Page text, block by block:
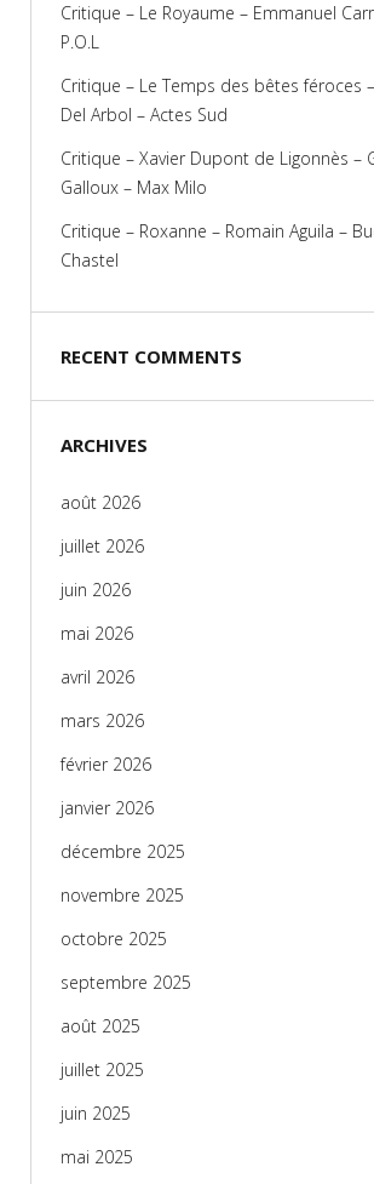
Critique – Le Royaume – Emmanuel
P.O.L
Critique – Le Temps des bêtes féroces
Del Arbol – Actes Sud
Critique – Xavier Dupont de Ligonnès –
Galloux – Max Milo
Critique – Roxanne – Romain Aguila –
Chastel
RECENT COMMENTS
ARCHIVES
août 2026
juillet 2026
juin 2026
mai 2026
avril 2026
mars 2026
février 2026
janvier 2026
décembre 2025
novembre 2025
octobre 2025
septembre 2025
août 2025
juillet 2025
juin 2025
mai 2025